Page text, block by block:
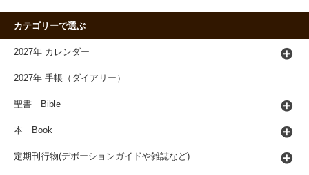
カテゴリーで選ぶ
2027年 カレンダー
2027年 手帳（ダイアリー）
聖書 Bible
本 Book
定期刊行物(デボーションガイドや雑誌など)